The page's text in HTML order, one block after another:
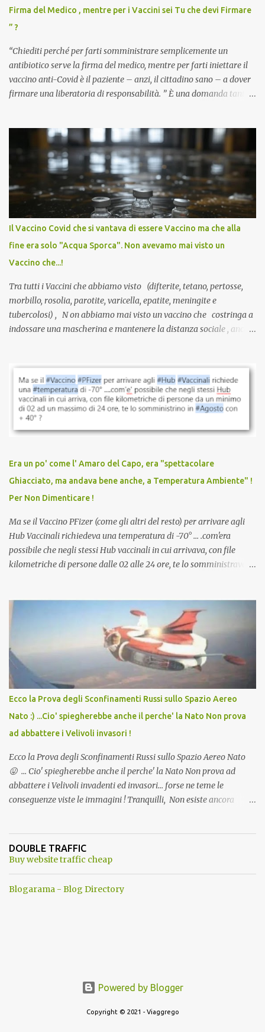
Firma del Medico , mentre per i Vaccini sei Tu che devi Firmare
” ?
“Chiediti perché per farti somministrare semplicemente un
antibiotico serve la firma del medico, mentre per farti iniettare il
vaccino anti-Covid è il paziente – anzi, il cittadino sano – a dover
firmare una liberatoria di responsabilità. ” È una domanda tanto
pandemia. Un interrogativo che dovrebbe scuotere chiunque abbia
ancora il coraggio di pensare con la propria testa. Per il vaccino
anti-Covid, un pro-farmaco, con autorizzazione condizionata,
sviluppato in tempi record, con tecnologie mai utilizzate prima su
larga scala, ancora oggetto di studio e di discussione
internazionale serve solo una firma. La tua. Lo si somministra
anche a persone sane, giovani, senza fattori di rischio, spesso già
serve una prescrizione. Non c’è diagnosi. Non c’è presa in carico.
L’unico atto richiesto è una fi...
Il Vaccino Covid che si vantava di essere Vaccino ma che alla
fine era solo "Acqua Sporca". Non avevamo mai visto un
Vaccino che...!
Tra tutti i Vaccini che abbiamo visto (difterite, tetano, pertosse,
morbillo, rosolia, parotite, varicella, epatite, meningite e
tubercolosi) , N on abbiamo mai visto un vaccino che costringa a
indossare una mascherina e mantenere la distanza sociale , anche
sconti, incentivi per vaccinarsi. Non avevamo mai visto
discriminazioni per coloro che non l’hanno fatto. Se non sei stato
vaccinato, nessuno aveva prima cercato di farti sentire una
persona cattiva. Non avevamo mai visto un vaccino che minacci le
vaccino usato per minacciare i mezzi di sussistenza, il lavoro o la
scuola. Non avevamo mai visto un vaccino che permettesse a un
dodicenne di ignorare il consenso dei genitori. Dopo tutti i vaccini
che abbiamo elencato sopra...
Era un po' come l' Amaro del Capo, era "spettacolare
Ghiacciato, ma andava bene anche, a Temperatura Ambiente" !
Per Non Dimenticare !
Ma se il Vaccino PFizer (come gli altri del resto) per arrivare agli
Hub Vaccinali richiedeva una temperatura di -70° ... .com'era
possibile che negli stessi Hub vaccinali in cui arrivava, con file
kilometriche di persone dalle 02 alle 24 ore, te lo somministravano
Vaccino come: l' Amaro del Capo, era "spettacolare Ghiacciato, ma
andava bene anche, a Temperatura Ambiente"! Riproponiamo
l'articolo per NON Dimenticare!
Ecco la Prova degli Sconfinamenti Russi sullo Spazio Aereo
Nato :) ...Cio' spiegherebbe anche il perche' la Nato Non prova
ad abbattere i Velivoli invasori !
Ecco la Prova degli Sconfinamenti Russi sullo Spazio Aereo Nato
😛 ... Cio' spiegherebbe anche il perche' la Nato Non prova ad
abbattere i Velivoli invadenti ed invasori... forse ne teme le
conseguenze viste le immagini ! Tranquilli, Non esiste ancora
ancora una fantasia Nato o forse una "False Flag", per provocare
una guerra mondiale che difficilmente da menti sane, potrebbe
DOUBLE TRAFFIC
Buy website traffic cheap
Blogarama - Blog Directory
Powered by Blogger
Copyright © 2021 - Viaggrego